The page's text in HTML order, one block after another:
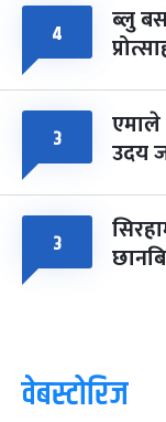
४ ब्लु
३ एमाले
उदय
३
वेबस्टोरिज